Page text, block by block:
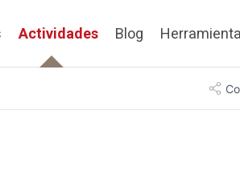
Actividades Blog